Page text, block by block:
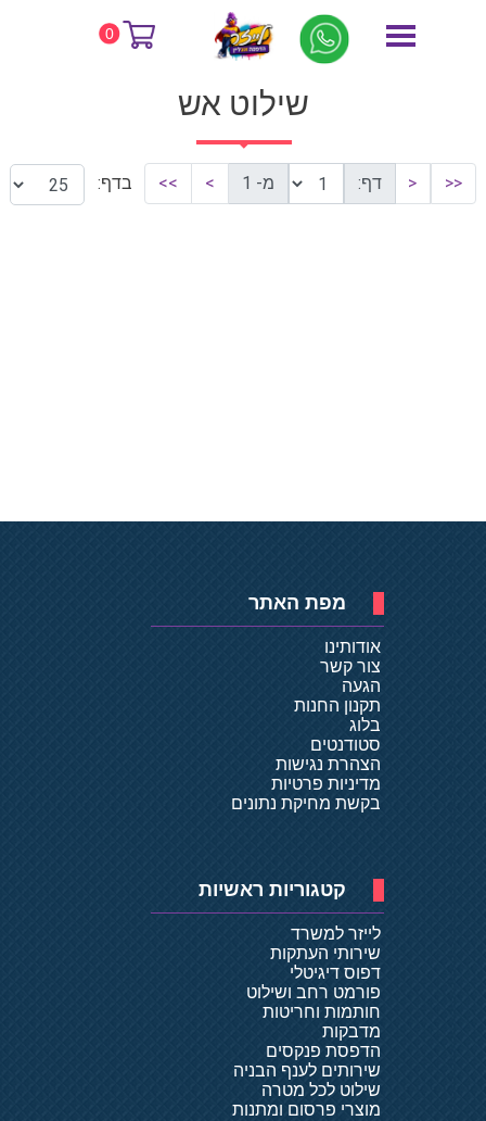
0 דף הבית שילוט אש
שילוט אש
<<
< דף: מ- 1 >
>> בדף:
מפת האתר
אודותינו
צור קשר
הגעה
תקנון החנות
בלוג
סטודנטים
הצהרת נגישות
מדיניות פרטיות
בקשת מחיקת נתונים
קטגוריות ראשיות
לייזר למשרד
שירותי העתקות
דפוס דיגיטלי
פורמט רחב ושילוט
חותמות וחריטות
מדבקות
הדפסת פנקסים
שירותים לענף הבניה
שילוט לכל מטרה
מוצרי פרסום ומתנות